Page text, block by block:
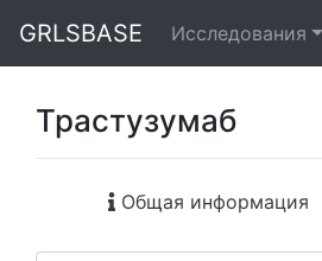
GRLSBASE Исследования
Трастузумаб
Общая информация